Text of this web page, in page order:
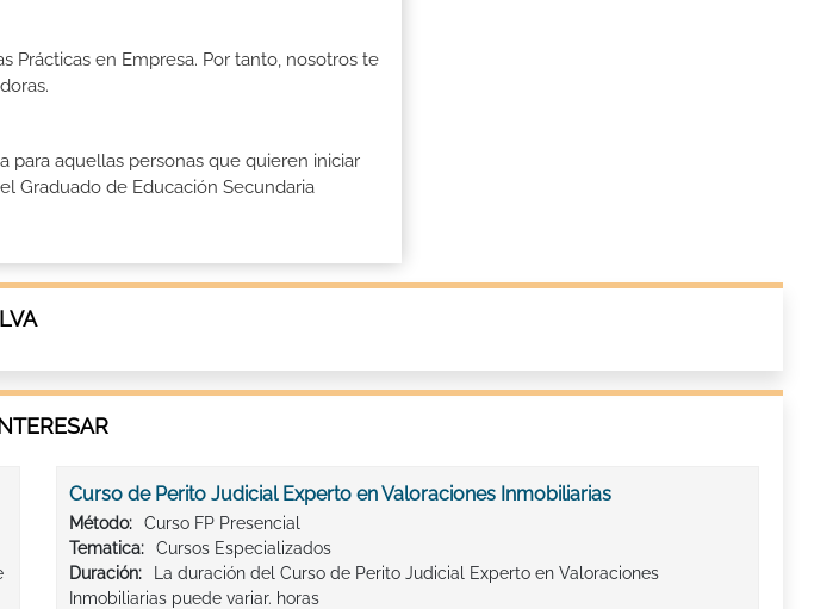
Prácticas en Empresa. Por tanto, nosotros te
para aquellas personas que quieren iniciar
Graduado de Educación Secundaria
Curso de Perito Judicial Experto en Valoraciones Inmobiliarias
Método:
Curso FP Presencial
Tematica:
Cursos Especializados
Duración:
La duración del Curso de Perito Judicial Experto en Valoraciones
Inmobiliarias puede variar. horas